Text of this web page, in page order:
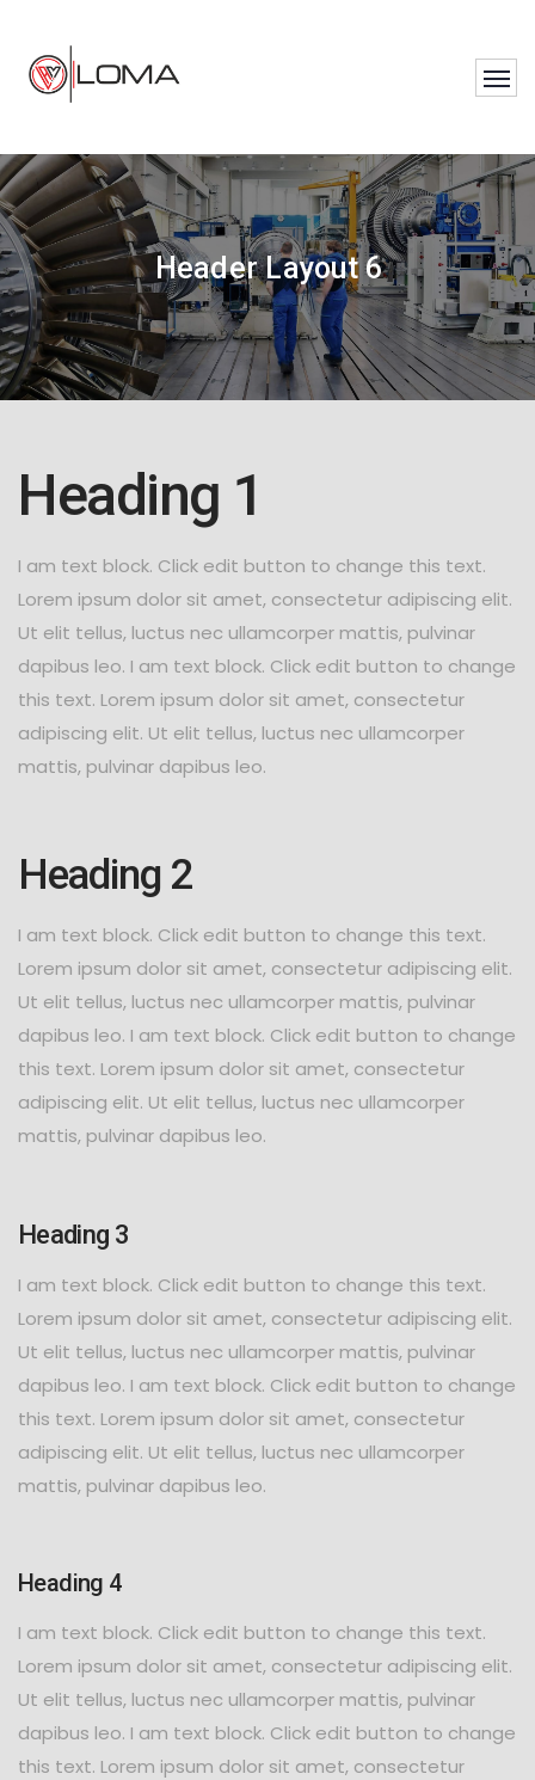
Header Layout 6
Heading 1
I am text block. Click edit button to change this text.
Lorem ipsum dolor sit amet, consectetur adipiscing elit.
Ut elit tellus, luctus nec ullamcorper mattis, pulvinar
dapibus leo. I am text block. Click edit button to change
this text. Lorem ipsum dolor sit amet, consectetur
adipiscing elit. Ut elit tellus, luctus nec ullamcorper
mattis, pulvinar dapibus leo.
Heading 2
I am text block. Click edit button to change this text.
Lorem ipsum dolor sit amet, consectetur adipiscing elit.
Ut elit tellus, luctus nec ullamcorper mattis, pulvinar
dapibus leo. I am text block. Click edit button to change
this text. Lorem ipsum dolor sit amet, consectetur
adipiscing elit. Ut elit tellus, luctus nec ullamcorper
mattis, pulvinar dapibus leo.
Heading 3
I am text block. Click edit button to change this text.
Lorem ipsum dolor sit amet, consectetur adipiscing elit.
Ut elit tellus, luctus nec ullamcorper mattis, pulvinar
dapibus leo. I am text block. Click edit button to change
this text. Lorem ipsum dolor sit amet, consectetur
adipiscing elit. Ut elit tellus, luctus nec ullamcorper
mattis, pulvinar dapibus leo.
Heading 4
I am text block. Click edit button to change this text.
Lorem ipsum dolor sit amet, consectetur adipiscing elit.
Ut elit tellus, luctus nec ullamcorper mattis, pulvinar
dapibus leo. I am text block. Click edit button to change
this text. Lorem ipsum dolor sit amet, consectetur